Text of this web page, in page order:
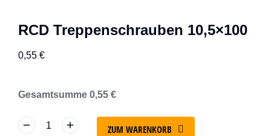
RCD Treppenschrauben 10,5×100
0,55 €
Gesamtsumme 0,55 €
ZUM WARENKORB